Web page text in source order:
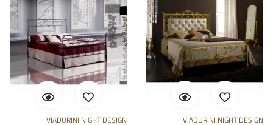
VIADURINI NIGHT DESIGN VIADURINI NIGHT DESIGN